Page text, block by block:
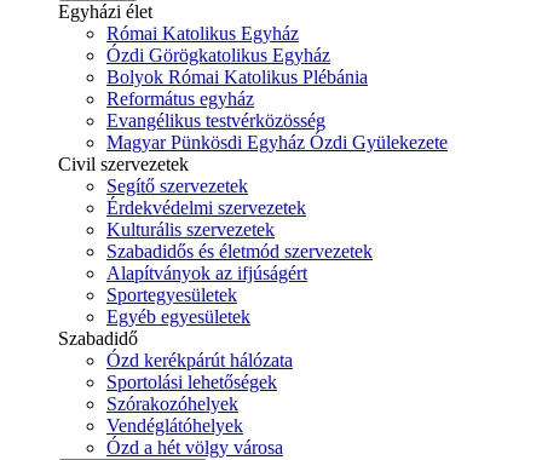
Egyházi élet
Római Katolikus Egyház
Ózdi Görögkatolikus Egyház
Bolyok Római Katolikus Plébánia
Református egyház
Evangélikus testvérközösség
Magyar Pünkösdi Egyház Ózdi Gyülekezete
Civil szervezetek
Segítő szervezetek
Érdekvédelmi szervezetek
Kulturális szervezetek
Szabadidős és életmód szervezetek
Alapítványok az ifjúságért
Sportegyesületek
Egyéb egyesületek
Szabadidő
Ózd kerékpárút hálózata
Sportolási lehetőségek
Szórakozóhelyek
Vendéglátóhelyek
Ózd a hét völgy városa